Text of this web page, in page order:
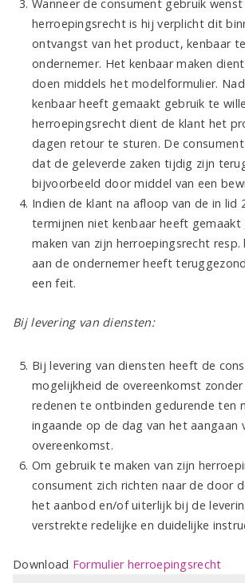
Wanneer de consument gebruik
herroepingsrecht is hij verplicht dit
ontvangst van het product, kenbaar
ondernemer. Het kenbaar maken
doen middels het modelformulier.
kenbaar heeft gemaakt gebruik te
herroepingsrecht dient de klant het
dagen retour te sturen. De
dat de geleverde zaken tijdig zijn
bijvoorbeeld door middel van een
Indien de klant na afloop van de in lid
termijnen niet kenbaar heeft gemaakt
maken van zijn herroepingsrecht
aan de ondernemer heeft
een feit.
Bij levering van diensten:
Bij levering van diensten heeft de
mogelijkheid de overeenkomst
redenen te ontbinden gedurende ten
ingaande op de dag van het aangaan
overeenkomst.
Om gebruik te maken van zijn
consument zich richten naar de door
het aanbod en/of uiterlijk bij de
verstrekte redelijke en duidelijke
Download Formulier herroepingsrecht